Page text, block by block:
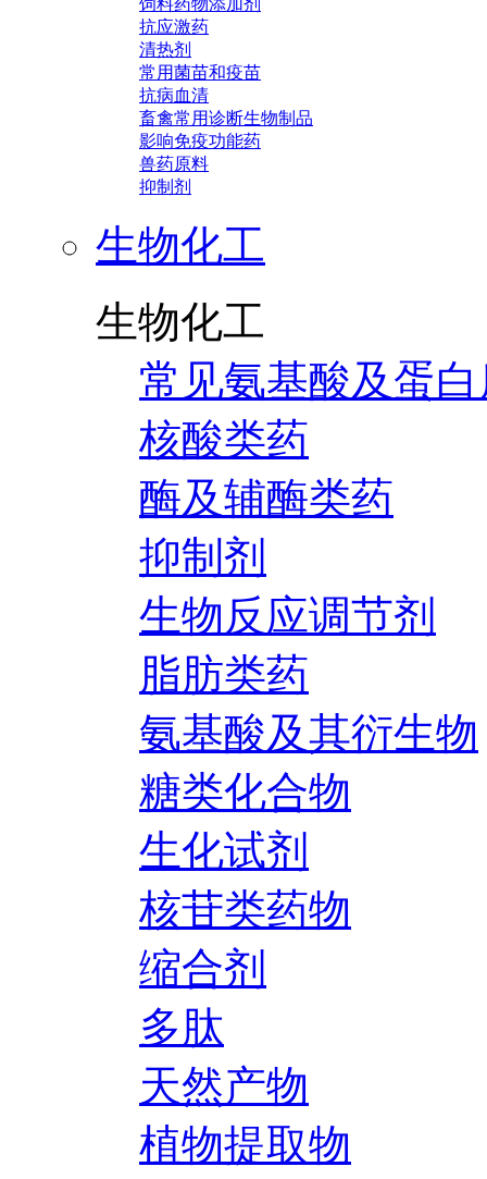
饲料药物添加剂
抗应激药
清热剂
常用菌苗和疫苗
抗病血清
畜禽常用诊断生物制品
影响免疫功能药
兽药原料
抑制剂
生物化工
生物化工
常见氨基酸及蛋
核酸类药
酶及辅酶类药
抑制剂
生物反应调节剂
脂肪类药
氨基酸及其衍生物
糖类化合物
生化试剂
核苷类药物
缩合剂
多肽
天然产物
植物提取物